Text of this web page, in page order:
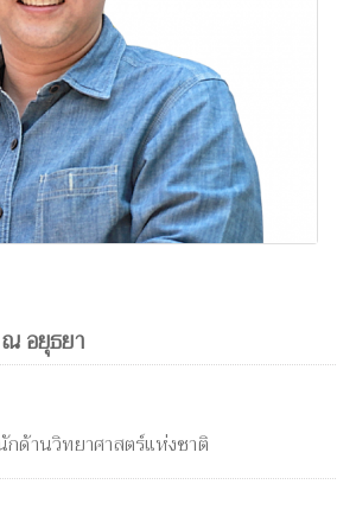
อยุธยา
ด้านวิทยาศาสตร์แห่งชาติ